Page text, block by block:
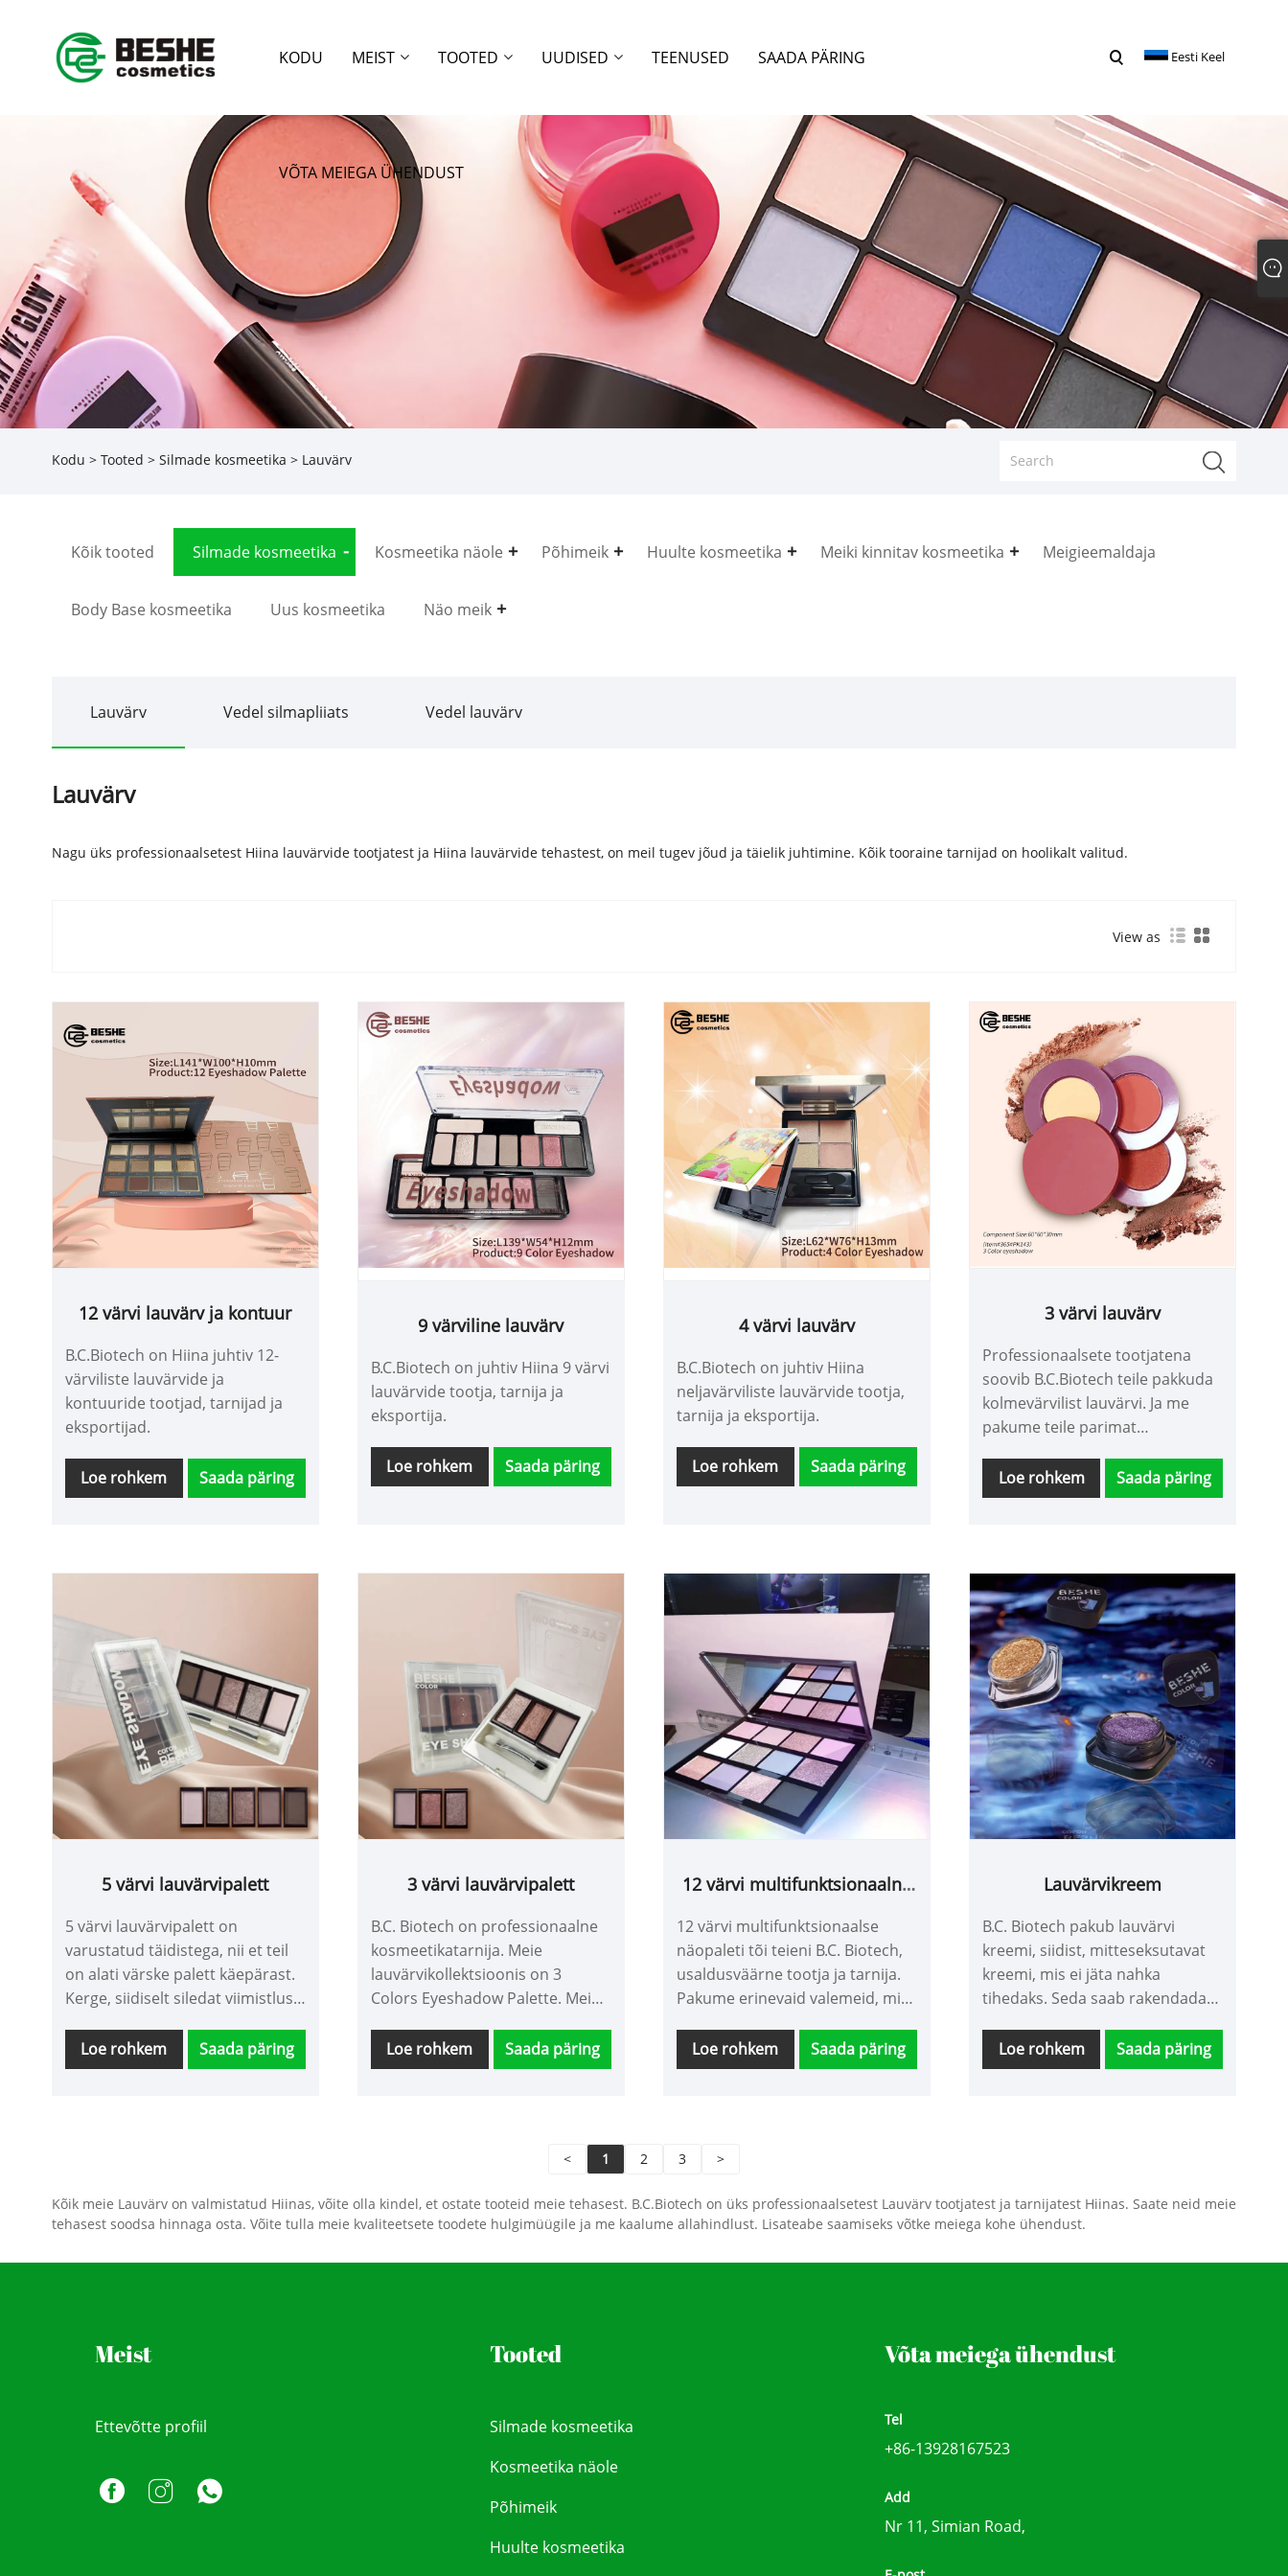
KODU MEIST TOOTED UUDISED TEENUSED SAADA PÄRING
VÕTA MEIEGA ÜHENDUST
Eesti Keel
Kodu > Tooted > Silmade kosmeetika > Lauvärv
Kõik tooted Silmade kosmeetika Kosmeetika näole Põhimeik Huulte kosmeetika Meiki kinnitav kosmeetika Meigieemaldaja
Body Base kosmeetika Uus kosmeetika Näo meik
Lauvärv Vedel silmapliiats Vedel lauvärv
Lauvärv
Nagu üks professionaalsetest Hiina lauvärvide tootjatest ja Hiina lauvärvide tehastest, on meil tugev jõud ja täielik juhtimine. Kõik tooraine tarnijad on hoolikalt valitud.
View as
12 värvi lauvärv ja kontuur
B.C.Biotech on Hiina juhtiv 12-
värviliste lauvärvide ja
kontuuride tootjad, tarnijad ja
eksportijad.
Loe rohkem Saada päring
9 värviline lauvärv
B.C.Biotech on juhtiv Hiina 9 värvi
lauvärvide tootja, tarnija ja
eksportija.
Loe rohkem Saada päring
4 värvi lauvärv
B.C.Biotech on juhtiv Hiina
neljavärviliste lauvärvide tootja,
tarnija ja eksportija.
Loe rohkem Saada päring
3 värvi lauvärv
Professionaalsete tootjatena
soovib B.C.Biotech teile pakkuda
kolmevärvilist lauvärvi. Ja me
pakume teile parimat
õigeaegset kohaletoimetamist.
Loe rohkem Saada päring
5 värvi lauvärvipalett
5 värvi lauvärvipalett on
varustatud täidistega, nii et teil
on alati värske palett käepärast.
Kerge, siidiselt siledat viimistlust
või lauvärvipintsliga, sulandudes
sujuvalt aluspõhjaga ilma
Loe rohkem Saada päring
3 värvi lauvärvipalett
B.C. Biotech on professionaalne
kosmeetikatarnija. Meie
lauvärvikollektsioonis on 3
Colors Eyeshadow Palette. Meie
tehnoloogia võimaldab segada
pärlmutter- ja matte lauvärve.
Loe rohkem Saada päring
12 värvi multifunktsionaalne
12 värvi multifunktsionaalse
näopaleti tõi teieni B.C. Biotech,
usaldusväärne tootja ja tarnija.
Pakume erinevaid valemeid, mis
erinevaid toone, et need
vastaksid iga meigi välimuse
Loe rohkem Saada päring
Lauvärvikreem
B.C. Biotech pakub lauvärvi
kreemi, siidist, mitteseksutavat
kreemi, mis ei jäta nahka
tihedaks. Seda saab rakendada
tööriistade või sõrmedega, mis
võimaldab teil hõlpsalt
Loe rohkem Saada päring
< 1 2 3 >
Kõik meie Lauvärv on valmistatud Hiinas, võite olla kindel, et ostate tooteid meie tehasest. B.C.Biotech on üks professionaalsetest Lauvärv tootjatest ja tarnijatest Hiinas. Saate neid meie
tehasest soodsa hinnaga osta. Võite tulla meie kvaliteetsete toodete hulgimüügile ja me kaalume allahindlust. Lisateabe saamiseks võtke meiega kohe ühendust.
Meist
Ettevõtte profiil
Tooted
Silmade kosmeetika
Kosmeetika näole
Põhimeik
Huulte kosmeetika
Võta meiega ühendust
Tel
+86-13928167523
Add
Nr 11, Simian Road,